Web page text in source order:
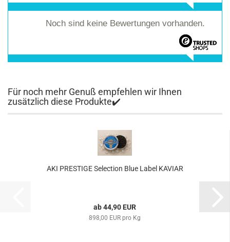
Noch sind keine Bewertungen vorhanden.
Für noch mehr Genuß empfehlen wir Ihnen
zusätzlich diese Produkte✔️
AKI PRESTIGE Selection Blue Label KAVIAR
ab 44,90 EUR
898,00 EUR pro Kg